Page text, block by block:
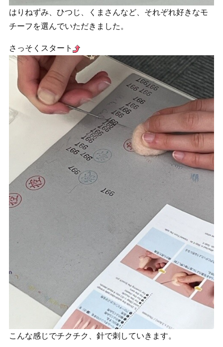
はりねずみ、ひつじ、くまさんなど、それぞれ好きなモ
チーフを選んでいただきました。
さっそくスタート
こんな感じでチクチク、針で刺していきます。